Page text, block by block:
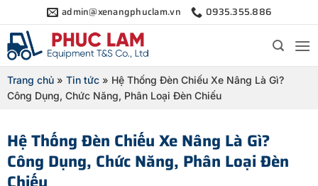
qua
nội
dung
admin@xenangphuclam.vn 0935.355.886
Trang chủ » Tin tức » Hệ Thống Đèn Chiếu Xe Nâng Là Gì?
Công Dụng, Chức Năng, Phân Loại Đèn Chiếu
Hệ Thống Đèn Chiếu Xe Nâng Là Gì?
Công Dụng, Chức Năng, Phân Loại Đèn